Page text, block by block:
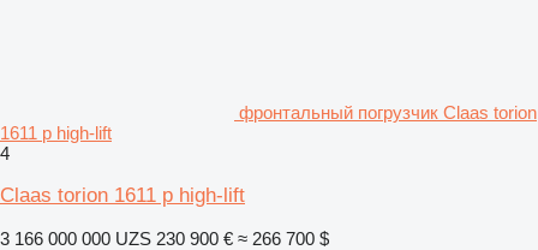
фронтальный погрузчик Claas torion
1611 p high-lift
4
Claas torion 1611 p high-lift
3 166 000 000 UZS 230 900 € ≈ 266 700 $